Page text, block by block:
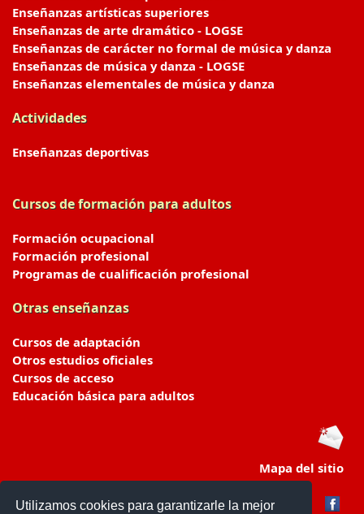
Utilizamos cookies para garantizarle la mejor
Enseñanzas artísticas superiores
Enseñanzas de arte dramático - LOGSE
Enseñanzas de carácter no formal de música y danza
Enseñanzas de música y danza - LOGSE
Enseñanzas elementales de música y danza
Actividades
Enseñanzas deportivas
Cursos de formación para adultos
Formación ocupacional
Formación profesional
Programas de cualificación profesional
Otras enseñanzas
Cursos de adaptación
Otros estudios oficiales
Cursos de acceso
Educación básica para adultos
Mapa del sitio